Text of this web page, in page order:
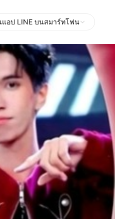
แอป LINE บนสมาร์ทโฟน